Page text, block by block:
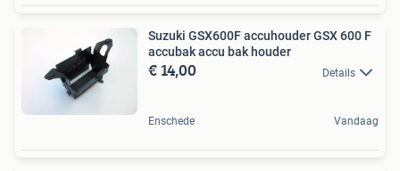
Suzuki GSX600F accuhouder GSX 600 F
accubak accu bak houder
€ 14,00 Details
Enschede Vandaag